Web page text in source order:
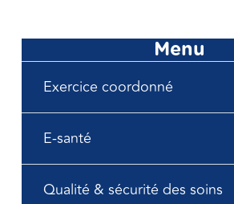
Menu
Exercice coordonné
E-santé
Qualité & sécurité des soins